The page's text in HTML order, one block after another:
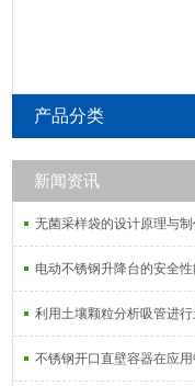
产品分类
新闻资讯
无菌采样袋的设计原理与
电动不锈钢升降台的安全性
利用土壤颗粒分析吸管进
不锈钢开口直壁容器在应